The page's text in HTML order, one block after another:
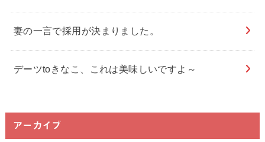
妻の一言で採用が決まりました。
デーツtoきなこ、これは美味しいですよ～
アーカイブ